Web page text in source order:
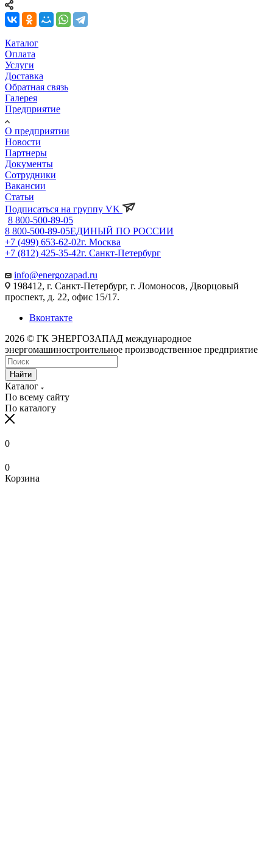
Каталог
Оплата
Услуги
Доставка
Обратная связь
Галерея
Предприятие
О предприятии
Новости
Партнеры
Документы
Сотрудники
Вакансии
Статьи
Подписаться на группу VK
8 800-500-89-05
8 800-500-89-05ЕДИНЫЙ ПО РОССИИ
+7 (499) 653-62-02г. Москва
+7 (812) 425-35-42г. Санкт-Петербург
info@energozapad.ru
198412, г. Санкт-Петербург, г. Ломоносов, Дворцовый
проспект, д. 22, офис 15/17.
Вконтакте
2026 © ГК ЭНЕРГОЗАПАД международное
энергомашиностроительное производственное предприятие
Найти
Каталог
По всему сайту
По каталогу
0
0
Корзина